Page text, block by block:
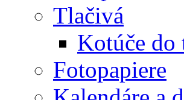
Tlačivá
Kotúče do
Fotopapiere